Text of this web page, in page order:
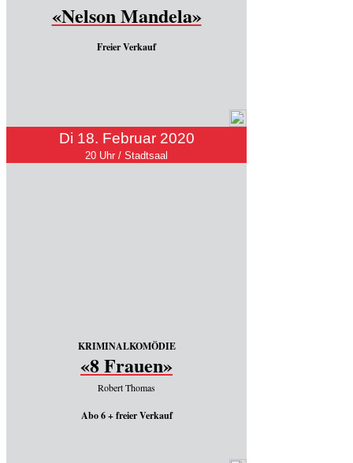
«Nelson Mandela»
Freier Verkauf
Di 18. Februar 2020
20 Uhr / Stadtsaal
KRIMINALKOMÖDIE
«8 Frauen»
Robert Thomas
Abo 6 + freier Verkauf